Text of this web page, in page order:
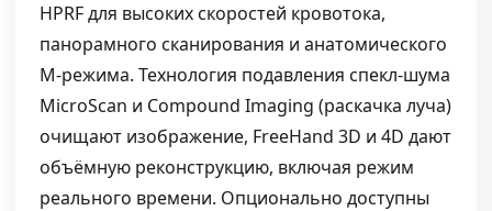
HPRF для высоких скоростей кровотока,
панорамного сканирования и анатомического
М-режима. Технология подавления спекл-шума
MicroScan и Compound Imaging (раскачка луча)
очищают изображение, FreeHand 3D и 4D дают
объёмную реконструкцию, включая режим
реального времени. Опционально доступны